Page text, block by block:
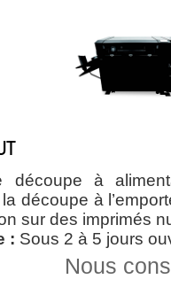
découpe à
découpe à
sur des imprimés
: Sous 2 à 5 jours
Nous